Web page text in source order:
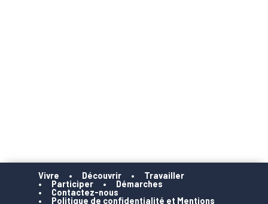
Vivre Découvrir
Travailler
Participer
Démarches
Contactez-nous
Politique de confidentialité et Mentions